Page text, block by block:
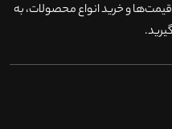
و خرید انواع محصولات، به
.